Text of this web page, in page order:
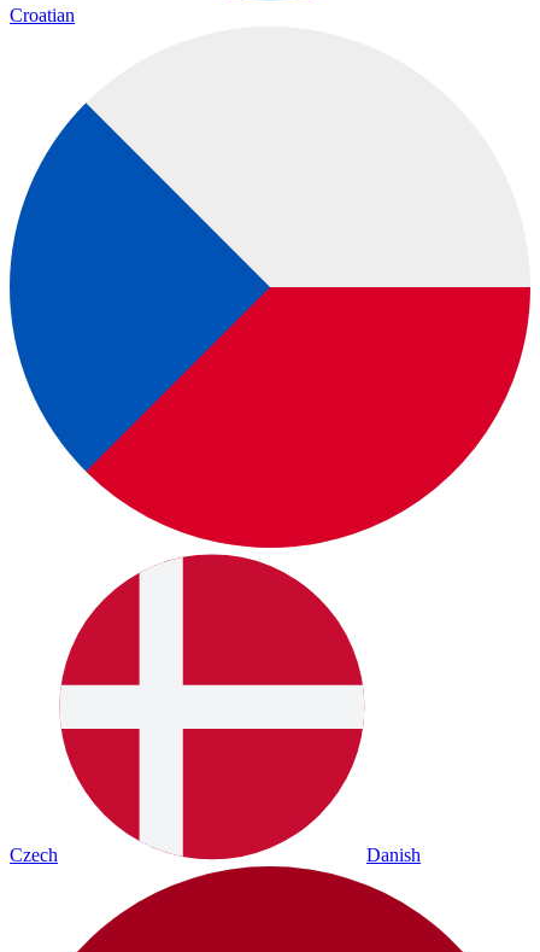
Croatian
Czech Danish